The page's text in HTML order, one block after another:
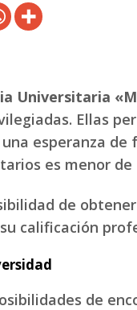
Universitaria
Ellas
esperanza
es menor de
de
calificación
de